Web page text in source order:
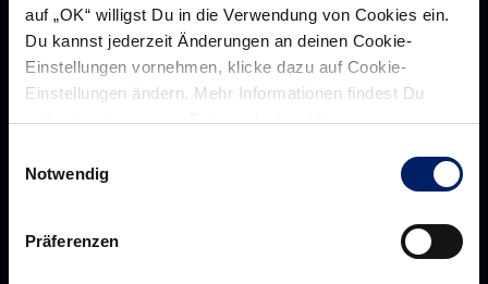
auf „OK“ willigst Du in die Verwendung von Cookies ein.
Du kannst jederzeit Änderungen an deinen Cookie-
Einstellungen vornehmen, klicke dazu auf Cookie-
Einstellungen ändern. Mehr Informationen findest Du
außerdem in unsererDatenschutzerklärung.
Notwendig
Präferenzen